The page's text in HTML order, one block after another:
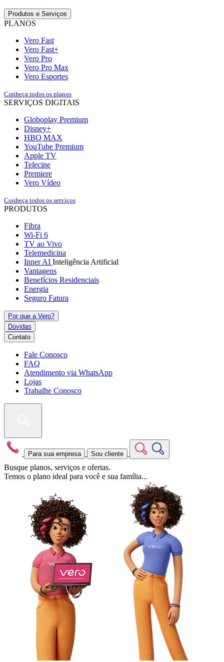
Produtos e Serviços
PLANOS
Vero Fast
Vero Fast+
Vero Pro
Vero Pro Max
Vero Esportes
Conheça todos os planos
SERVIÇOS DIGITAIS
Globoplay Premium
Disney+
HBO MAX
YouTube Premium
Apple TV
Telecine
Premiere
Vero Vídeo
Conheça todos os serviços
PRODUTOS
Fibra
Wi-Fi 6
TV ao Vivo
Telemedicina
Inner AI Inteligência Artificial
Vantagens
Benefícios Residenciais
Energia
Seguro Fatura
Por que a Vero?
Dúvidas
Contato
Fale Conosco
FAQ
Atendimento via WhatsApp
Lojas
Trabalhe Conosco
Para sua empresa Sou cliente
Busque planos, serviços e ofertas.
Temos o plano ideal para você e sua família...